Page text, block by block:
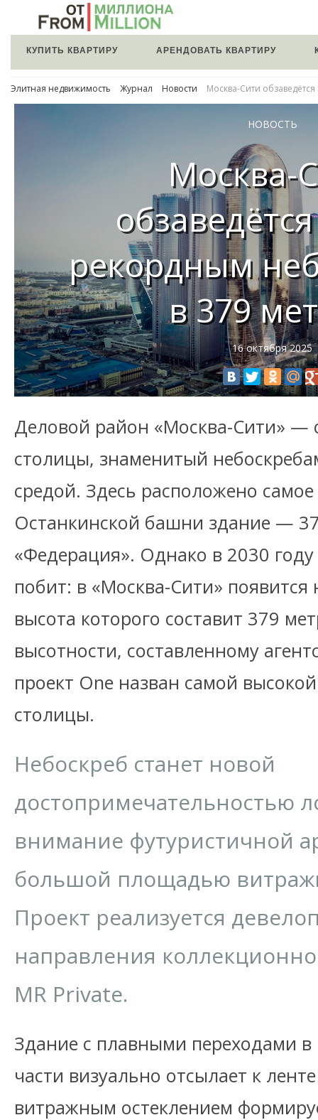
КУПИТЬ КВАРТИРУ АРЕНДОВАТЬ КВАРТИРУ
Элитная недвижимость Журнал Новости Москва-Сити
НОВОСТЬ
Москва-
рекордным
в 379
16 октября 2025
Деловой район «Москва-Сити» —
столицы, знаменитый
средой. Здесь расположено
Останкинской башни здание —
«Федерация». Однако в 2030 году
побит: в «Москва-Сити»
высота которого составит 379
высотности, составленному
проект One назван самой
столицы.
Небоскреб станет новой
достопримечательностью
внимание футуристичной
большой площадью
Проект реализуется
направления
MR Private.
Здание с плавными переходами
части визуально отсылает к
витражным остеклением